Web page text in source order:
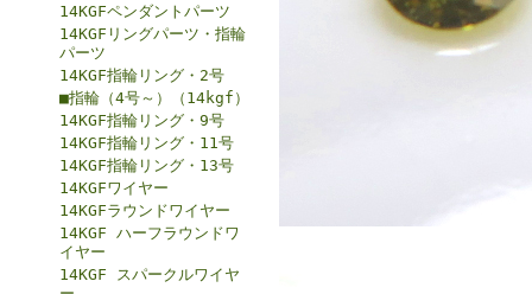
14KGFペンダントパーツ
14KGFリングパーツ・指輪
パーツ
14KGF指輪リング・2号
■指輪（4号～）（14kgf）
14KGF指輪リング・9号
14KGF指輪リング・11号
14KGF指輪リング・13号
14KGFワイヤー
14KGFラウンドワイヤー
14KGF ハーフラウンドワ
イヤー
14KGF スパークルワイヤ